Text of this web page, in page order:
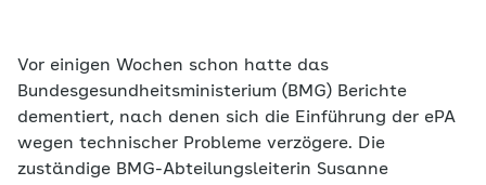
Vor einigen Wochen schon hatte das
Bundesgesundheitsministerium (BMG) Berichte
dementiert, nach denen sich die Einführung der ePA
wegen technischer Probleme verzögere. Die
zuständige BMG-Abteilungsleiterin Susanne